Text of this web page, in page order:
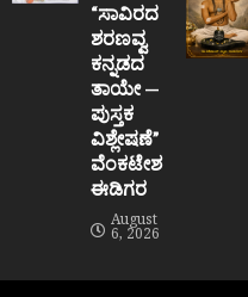
“ಸಾವಿರದ
ಶರಣವ್ವ
ಕನ್ನಡದ
ತಾಯೇ —
ಪುಸ್ತಕ
ವಿಶ್ಲೇಷಣೆ”
ವೆಂಕಟೇಶ
ಈಡಿಗರ
August
6, 2026